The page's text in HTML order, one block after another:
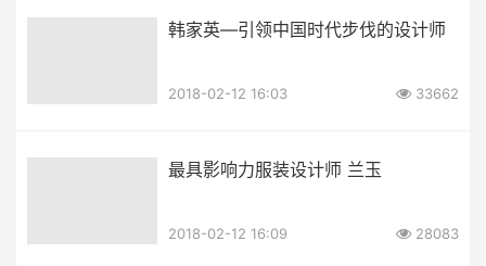
韩家英—引领中国时代步伐的设计师
2018-02-12 16:03 33662
最具影响力服装设计师 兰玉
2018-02-12 16:09 28083